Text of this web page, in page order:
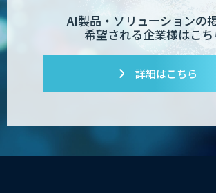
AI製品・ソリューションの
希望される企業様はこち
詳細はこちら